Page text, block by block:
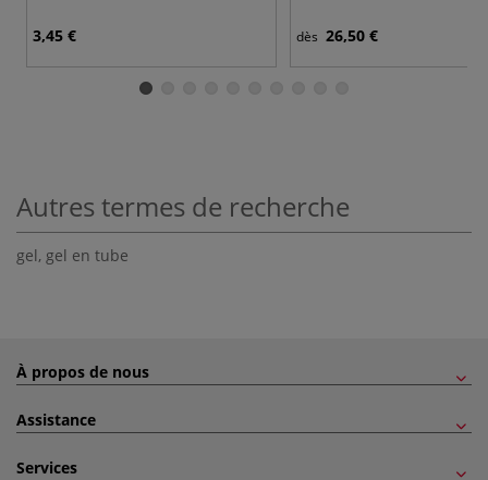
3,45 € dès 26,50 €
Autres termes de recherche
gel, gel en tube
À propos de nous
Assistance
Services